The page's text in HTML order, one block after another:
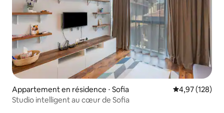
Appartement en résidence ⋅ Sofia Évaluation
4,97 (128)
Studio intelligent au cœur de Sofia